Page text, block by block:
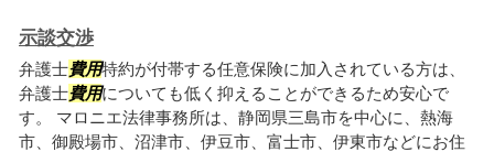
示談交渉
弁護士費用特約が付帯する任意保険に加入されている方は、
弁護士費用についても低く抑えることができるため安心で
す。 マロニエ法律事務所は、静岡県三島市を中心に、熱海
市、御殿場市、沼津市、伊豆市、富士市、伊東市などにお住